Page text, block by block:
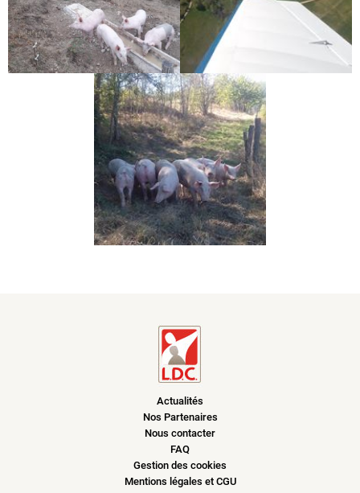
Actualités
Nos Partenaires
Nous contacter
FAQ
Gestion des cookies
Mentions légales et CGU